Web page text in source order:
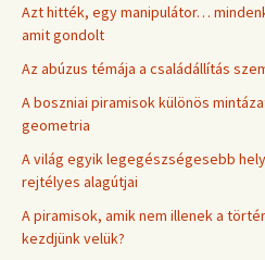
Azt hitték, egy manipulátor…
amit gondolt
Az abúzus témája a családállítás
A boszniai piramisok különös
geometria
A világ egyik legegészségesebb
rejtélyes alagútjai
A piramisok, amik nem illenek a
kezdjünk velük?